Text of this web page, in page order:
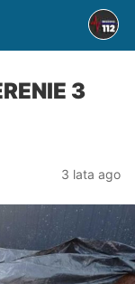
3
3 lata ago